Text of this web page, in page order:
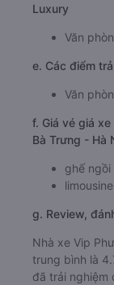
Luxury
Văn
e. Các điểm
Văn
f. Giá vé giá
Bà Trưng - Hà
ghế
g. Review,
Nhà xe Vip
trung bình là
đã trải nghiệm